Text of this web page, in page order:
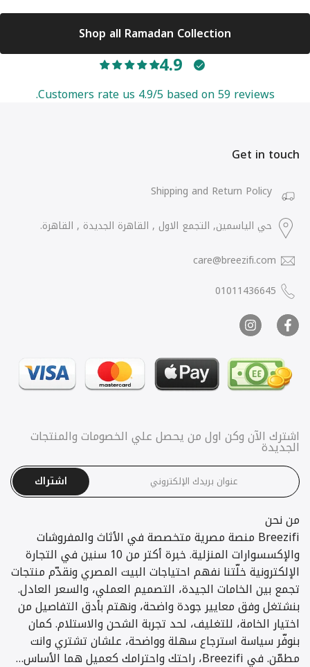
Shop all Ramadan Collection
4.9
Customers rate us 4.9/5 based on 59 reviews.
Get in touch
Shipping and Return Policy
حي الياسمين, التجمع الاول , القاهرة الجديدة , القاهرة.
care@breezifi.com
01011436645
اشترك الآن وكن اول من يحصل علي الخصومات والمنتجات
الجديدة
اشتراك
من نحن
Breezifi منصة مصرية متخصصة في الأثاث والمفروشات
والإكسسوارات المنزلية. خبرة أكتر من 10 سنين في التجارة
الإلكترونية خلّتنا نفهم احتياجات البيت المصري ونقدّم منتجات
تجمع بين الخامات الجيدة، التصميم العملي، والسعر العادل.
بنشتغل وفق معايير جودة واضحة، ونهتم بأدق التفاصيل من
اختيار الخامة، للتغليف، لحد تجربة الشحن والاستلام. كمان
بنوفّر سياسة استرجاع سهلة وواضحة، علشان تشتري وانت
مطمّن. في Breezifi، راحتك واحترامك كعميل هما الأساس…